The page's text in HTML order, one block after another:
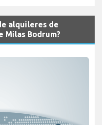
alquileres de
Milas Bodrum?